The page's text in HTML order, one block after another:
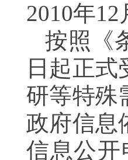
2010年
按照《
日起正
研等特殊
政府信息
信息公开